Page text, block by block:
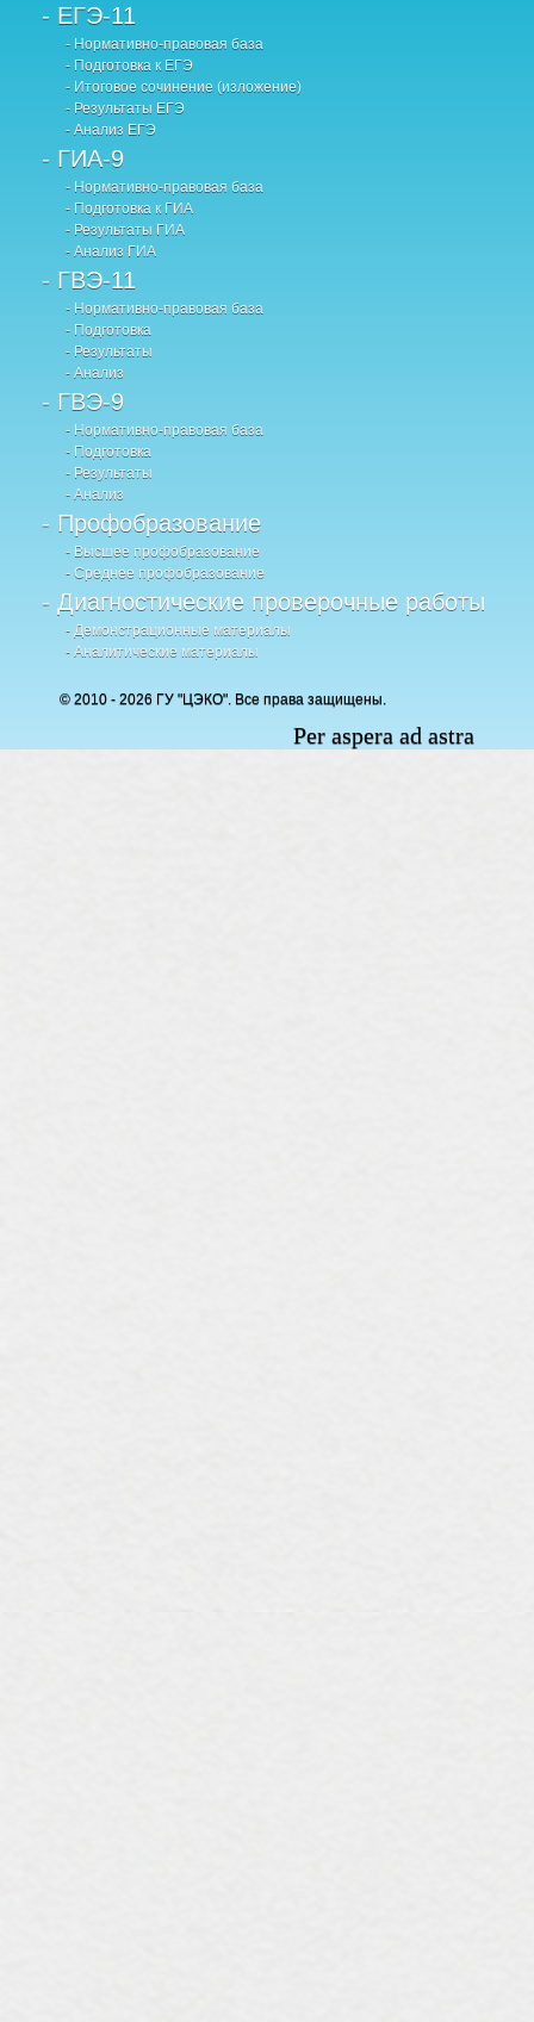
- ЕГЭ-11
- Нормативно-правовая база
- Подготовка к ЕГЭ
- Итоговое сочинение (изложение)
- Результаты ЕГЭ
- Анализ ЕГЭ
- ГИА-9
- Нормативно-правовая база
- Подготовка к ГИА
- Результаты ГИА
- Анализ ГИА
- ГВЭ-11
- Нормативно-правовая база
- Подготовка
- Результаты
- Анализ
- ГВЭ-9
- Нормативно-правовая база
- Подготовка
- Результаты
- Анализ
- Профобразование
- Высшее профобразование
- Среднее профобразование
- Диагностические проверочные работы
- Демонстрационные материалы
- Аналитические материалы
© 2010 - 2026 ГУ "ЦЭКО". Все права защищены.
Per aspera ad astra